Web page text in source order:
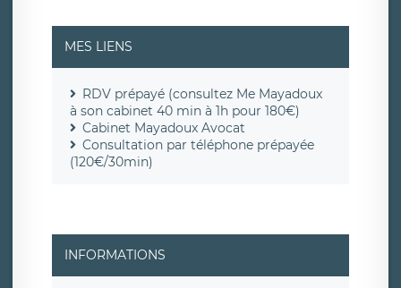
MES LIENS
RDV prépayé (consultez Me Mayadoux
à son cabinet 40 min à 1h pour 180€)
Cabinet Mayadoux Avocat
Consultation par téléphone prépayée
(120€/30min)
INFORMATIONS